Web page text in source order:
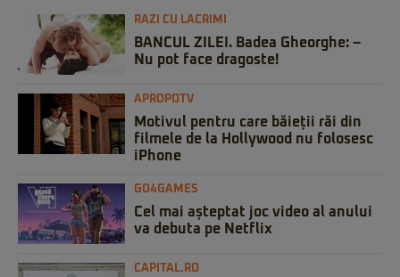
RAZI CU LACRIMI
BANCUL ZILEI. Badea Gheorghe: –
Nu pot face dragoste!
APROPOTV
Motivul pentru care băieții răi din
filmele de la Hollywood nu folosesc
iPhone
GO4GAMES
Cel mai așteptat joc video al anului
va debuta pe Netflix
CAPITAL.RO